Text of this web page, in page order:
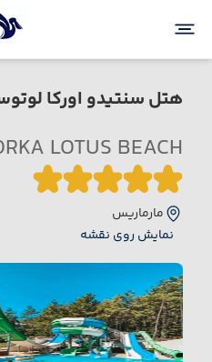
هتل سنتیدو اورکا
LOTUS BEACH
مارماریس
نمایش روی نقشه